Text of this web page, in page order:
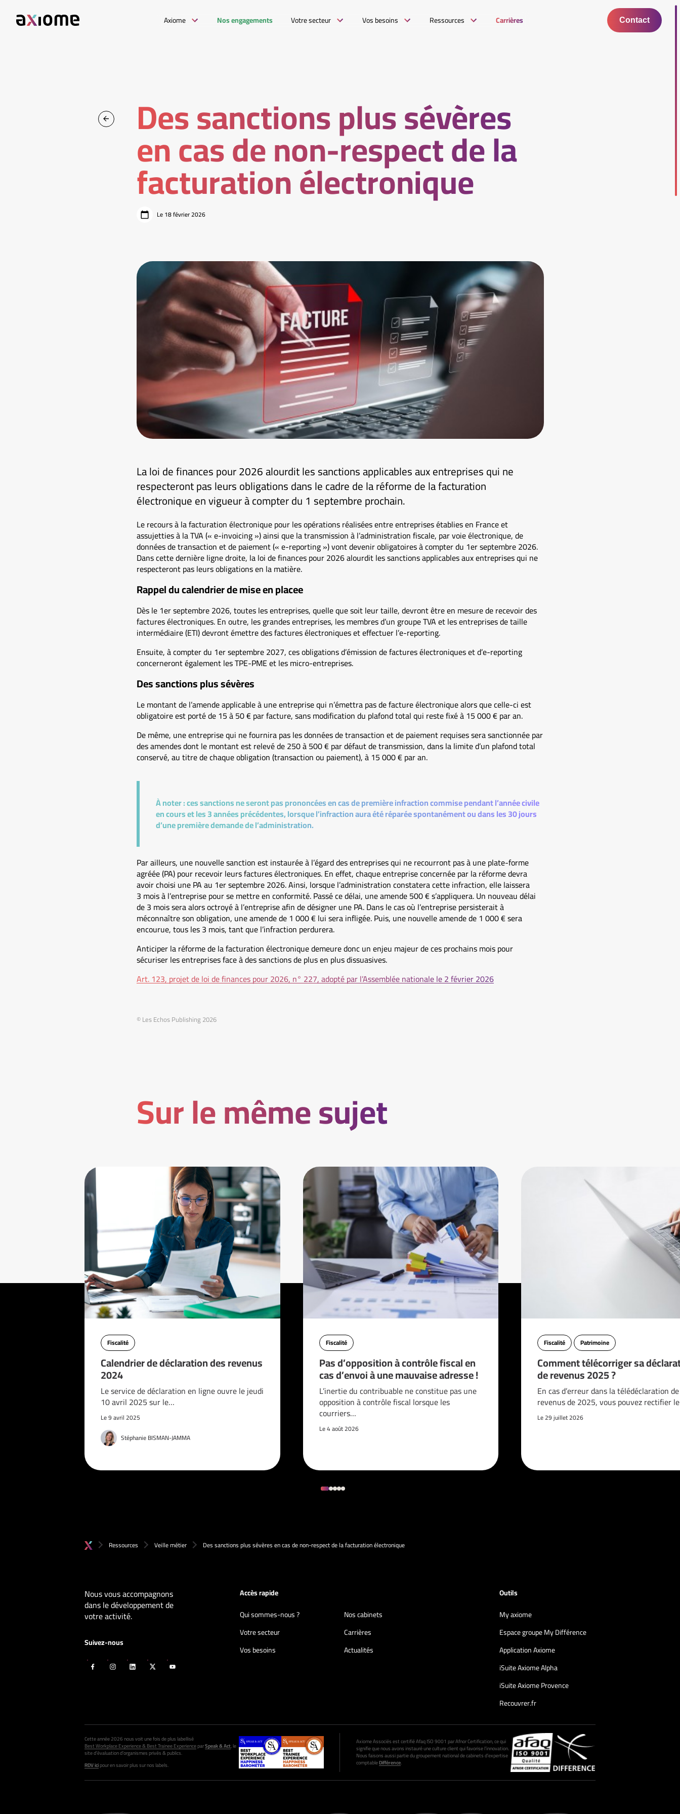
Axiome Nos engagements Votre secteur Vos besoins Ressources Carrières Contact
Des sanctions plus sévères
en cas de non-respect de la
facturation électronique
Le 18 février 2026
La loi de finances pour 2026 alourdit les sanctions applicables aux entreprises qui ne
respecteront pas leurs obligations dans le cadre de la réforme de la facturation
électronique en vigueur à compter du 1 septembre prochain.
Le recours à la facturation électronique pour les opérations réalisées entre entreprises établies en France et
assujetties à la TVA (« e-invoicing ») ainsi que la transmission à l’administration fiscale, par voie électronique, de
données de transaction et de paiement (« e-reporting ») vont devenir obligatoires à compter du 1er septembre 2026.
Dans cette dernière ligne droite, la loi de finances pour 2026 alourdit les sanctions applicables aux entreprises qui ne
respecteront pas leurs obligations en la matière.
Rappel du calendrier de mise en placee
Dès le 1er septembre 2026, toutes les entreprises, quelle que soit leur taille, devront être en mesure de recevoir des
factures électroniques. En outre, les grandes entreprises, les membres d’un groupe TVA et les entreprises de taille
intermédiaire (ETI) devront émettre des factures électroniques et effectuer l’e-reporting.
Ensuite, à compter du 1er septembre 2027, ces obligations d’émission de factures électroniques et d’e-reporting
concerneront également les TPE-PME et les micro-entreprises.
Des sanctions plus sévères
Le montant de l’amende applicable à une entreprise qui n’émettra pas de facture électronique alors que celle-ci est
obligatoire est porté de 15 à 50 € par facture, sans modification du plafond total qui reste fixé à 15 000 € par an.
De même, une entreprise qui ne fournira pas les données de transaction et de paiement requises sera sanctionnée par
des amendes dont le montant est relevé de 250 à 500 € par défaut de transmission, dans la limite d’un plafond total
conservé, au titre de chaque obligation (transaction ou paiement), à 15 000 € par an.
À noter :ces sanctions ne seront pas prononcées en cas de première infraction commise pendant l’année civile
en cours et les 3 années précédentes, lorsque l’infraction aura été réparée spontanément ou dans les 30 jours
d’une première demande de l’administration.
Par ailleurs, une nouvelle sanction est instaurée à l’égard des entreprises qui ne recourront pas à une plate-forme
agréée (PA) pour recevoir leurs factures électroniques. En effet, chaque entreprise concernée par la réforme devra
avoir choisi une PA au 1er septembre 2026. Ainsi, lorsque l’administration constatera cette infraction, elle laissera
3 mois à l’entreprise pour se mettre en conformité. Passé ce délai, une amende 500 € s’appliquera. Un nouveau délai
de 3 mois sera alors octroyé à l’entreprise afin de désigner une PA. Dans le cas où l’entreprise persisterait à
méconnaître son obligation, une amende de 1 000 € lui sera infligée. Puis, une nouvelle amende de 1 000 € sera
encourue, tous les 3 mois, tant que l’infraction perdurera.
Anticiper la réforme de la facturation électronique demeure donc un enjeu majeur de ces prochains mois pour
sécuriser les entreprises face à des sanctions de plus en plus dissuasives.
Art. 123, projet de loi de finances pour 2026, n° 227, adopté par l’Assemblée nationale le 2 février 2026
© Les Echos Publishing 2026
Sur le même sujet
Fiscalité
Calendrier de déclaration des revenus
2024
Le service de déclaration en ligne ouvre le jeudi
10 avril 2025 sur le…
Le 9 avril 2025
Stéphanie BISMAN-JAMMA
Fiscalité
Pas d’opposition à contrôle fiscal en
cas d’envoi à une mauvaise adresse !
L’inertie du contribuable ne constitue pas une
opposition à contrôle fiscal lorsque les
courriers…
Le 4 août 2026
Fiscalité Patrimoine
Comment télécorriger sa
de revenus 2025 ?
En cas d’erreur dans la télédéclaration
revenus de 2025, vous pouvez rectifier
Le 29 juillet 2026
Ressources Veille métier Des sanctions plus sévères en cas de non-respect de la facturation électronique
Nous vous accompagnons
dans le développement de
votre activité.
Suivez-nous
Accès rapide
Qui sommes-nous ?
Nos cabinets
Votre secteur
Carrières
Vos besoins
Actualités
Outils
My axiome
Espace groupe My Différence
Application Axiome
iSuite Axiome Alpha
iSuite Axiome Provence
Recouvrer.fr
Cette année 2026 nous voit une fois de plus labellisé
Best Workplace Experience & Best Trainee ExperienceparSpeak & Act, le
site d’évaluation d’organismes privés & publics.
RDV icipour en savoir plus sur nos labels.
Axiome Associés est certifié Afaq ISO 9001 par Afnor Certification, ce qui
signifie que nous avons instauré une culture client qui favorise l’innovation.
Nous faisons aussi partie du groupement national de cabinets d’expertise
comptableDifférence.